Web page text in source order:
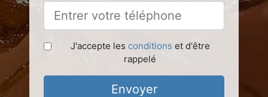
J'accepte les conditions et d'être
rappelé
Envoyer